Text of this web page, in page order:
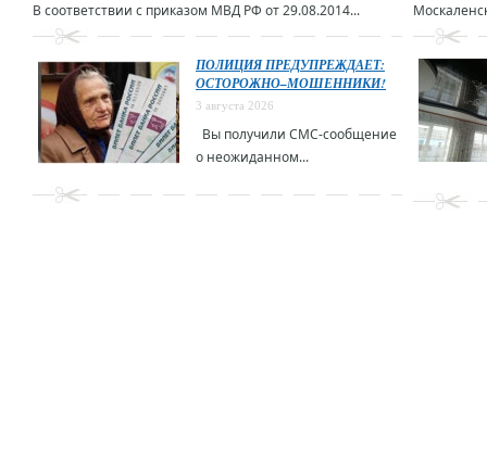
В соответствии с приказом МВД РФ от 29.08.2014...
ПОЛИЦИЯ ПРЕДУПРЕЖДАЕТ:
ОСТОРОЖНО–МОШЕННИКИ!
3 августа 2026
Вы получили СМС-сообщение
о неожиданном...